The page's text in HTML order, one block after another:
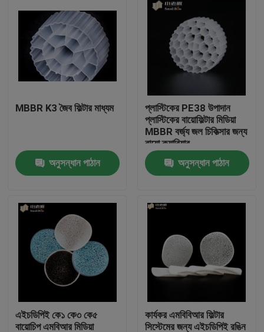
আমাদের সম্পর্কে
কারখানা ভ্রমণ
আমাদের সাথে যোগাযোগ করুন
ব্লগ
উদ্ধৃতির জন্য আবেদন
এমবিবিআর ফিল্টার মিডিয়া
এমবিবিআর বায়ো মিডিয়া
MBBR K3 জৈব ফিল্টার মাধ্যম
অনুসন্ধান পাঠান
প্লাস্টিকের PE38 উপাদান
প্লাস্টিকের বায়োফিল্টার মিডিয়া
MBBR বর্জ্য জল চিকিত্সার জন্য
বায়ো ক্যারিয়ার
অনুসন্ধান পাঠান
এইচডিপিই কে১ কে৩ কে৫
বায়োচিপ এমবিআর মিডিয়া
কার্যকর এমবিবিআর ফিল্টার
সিস্টেমের জন্য এইচডিপিই রঙিন